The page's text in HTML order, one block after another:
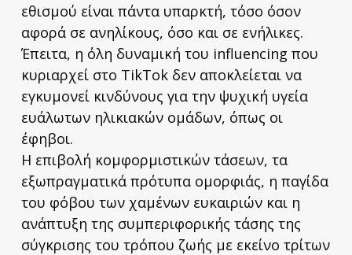
εθισμού είναι πάντα υπαρκτή, τόσο όσον
αφορά σε ανηλίκους, όσο και σε ενήλικες.
Έπειτα, η όλη δυναμική του influencing που
κυριαρχεί στο TikTok δεν αποκλείεται να
εγκυμονεί κινδύνους για την ψυχική υγεία
ευάλωτων ηλικιακών ομάδων, όπως οι
έφηβοι.
Η επιβολή κομφορμιστικών τάσεων, τα
εξωπραγματικά πρότυπα ομορφιάς, η παγίδα
του φόβου των χαμένων ευκαιριών και η
ανάπτυξη της συμπεριφορικής τάσης της
σύγκρισης του τρόπου ζωής με εκείνο τρίτων